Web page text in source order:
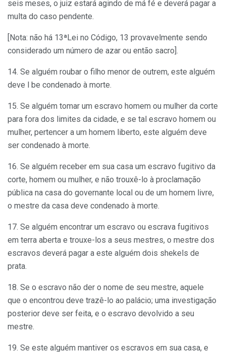
seis meses, o juiz estará agindo de má fé e deverá pagar a
multa do caso pendente.
[Nota: não há 13ªLei no Código, 13 provavelmente sendo
considerado um número de azar ou então sacro].
14. Se alguém roubar o filho menor de outrem, este alguém
deve l be condenado à morte.
15. Se alguém tomar um escravo homem ou mulher da corte
para fora dos limites da cidade, e se tal escravo homem ou
mulher, pertencer a um homem liberto, este alguém deve
ser condenado à morte.
16. Se alguém receber em sua casa um escravo fugitivo da
corte, homem ou mulher, e não trouxê-lo à proclamação
pública na casa do governante local ou de um homem livre,
o mestre da casa deve condenado à morte.
17. Se alguém encontrar um escravo ou escrava fugitivos
em terra aberta e trouxe-los a seus mestres, o mestre dos
escravos deverá pagar a este alguém dois shekels de
prata.
18. Se o escravo não der o nome de seu mestre, aquele
que o encontrou deve trazê-lo ao palácio; uma investigação
posterior deve ser feita, e o escravo devolvido a seu
mestre.
19. Se este alguém mantiver os escravos em sua casa, e